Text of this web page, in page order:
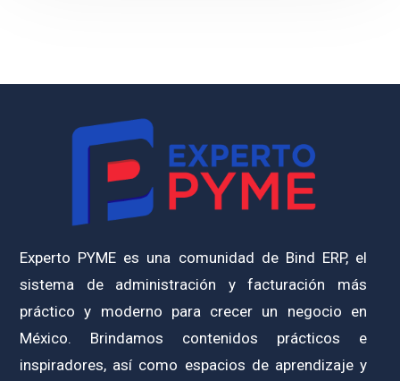
Experto PYME es una comunidad de Bind ERP, el
sistema de administración y facturación más
práctico y moderno para crecer un negocio en
México. Brindamos contenidos prácticos e
inspiradores, así como espacios de aprendizaje y